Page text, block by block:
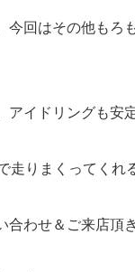
今回はその他も
アイドリングも安
りまくってくれ
わせ＆ご来店頂